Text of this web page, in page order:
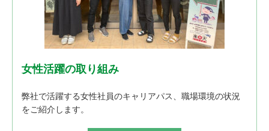
女性活躍の取り組み
弊社で活躍する女性社員のキャリアパス、職場環境の状況
をご紹介します。